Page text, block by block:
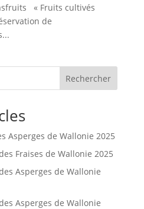
« Fruits cultivés
de
Rechercher
Asperges de Wallonie 2025
Fraises de Wallonie 2025
Asperges de Wallonie
Asperges de Wallonie